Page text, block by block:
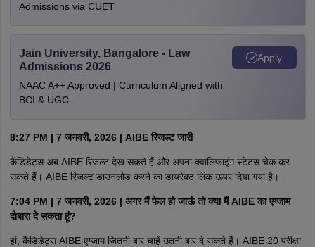
Admissions via CUET
Jain University, Bangalore - Law
Admissions 2026
NAAC A++ Approved | Curriculum Aligned with
BCI & UGC
Apply
8:27 PM | 7 जनवरी, 2026 | AIBE रिजल्ट जारी
कैंडिडेट्स अब AIBE रिजल्ट देख सकते हैं और अपना क्वालिफाइंग स्टेटस चेक कर
सकते हैं। AIBE रिजल्ट डाउनलोड करने का डायरेक्ट लिंक ऊपर दिया गया है।
7:04 PM | 7 जनवरी, 2026 | अगर मैं फेल हो जाऊं तो क्या मैं AIBE का एग्जाम
दोबारा दे सकता हूं?
हां, कैंडिडेट्स AIBE एग्जाम जितनी बार चाहें उतनी बार दे सकते हैं। AIBE 20 परीक्षा